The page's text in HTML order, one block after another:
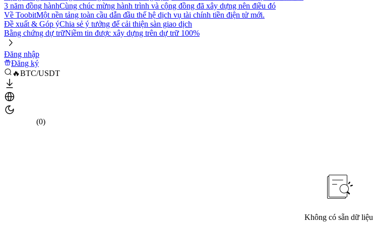
3 năm đồng hànhCùng chúc mừng hành trình và cộng đồng đã xây dựng nên điều đó
Về ToobitMột nền tảng toàn cầu dẫn đầu thế hệ dịch vụ tài chính tiền điện tử mới.
Đề xuất & Góp ýChia sẻ ý tưởng để cải thiện sàn giao dịch
Bằng chứng dự trữNiềm tin được xây dựng trên dự trữ 100%
Đăng nhập
Đăng ký
🔥BTC/USDT
(0)
Không có sẵn dữ liệu